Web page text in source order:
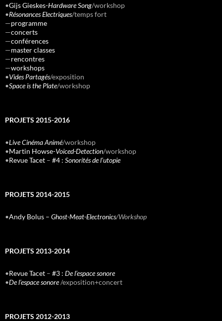
•Gijs Gieskes-Hardware Song/workshop
•Résonances Electriques/temps fort
—programme
—concerts
—conférences
—master classes
—rencontres
—workshops
•Vides Partagés/exposition
•Space is the Plate/workshop
PROJETS 2015-2016
•Live Cinéma Animé/workshop
•Martin Howse-Voiced-Detection/workshop
•Revue Tacet – #4 : Sonorités de l’utopie
PROJETS 2014-2015
•Andy Bolus – Ghost-Meat-Electronics/Workshop
PROJETS 2013-2014
•Revue Tacet – #3 : De l’espace sonore
•De l’espace sonore/exposition+concert
PROJETS 2012-2013